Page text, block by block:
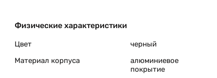
Физические характеристики
Цвет
черный
Материал корпуса
алюминиевое
покрытие